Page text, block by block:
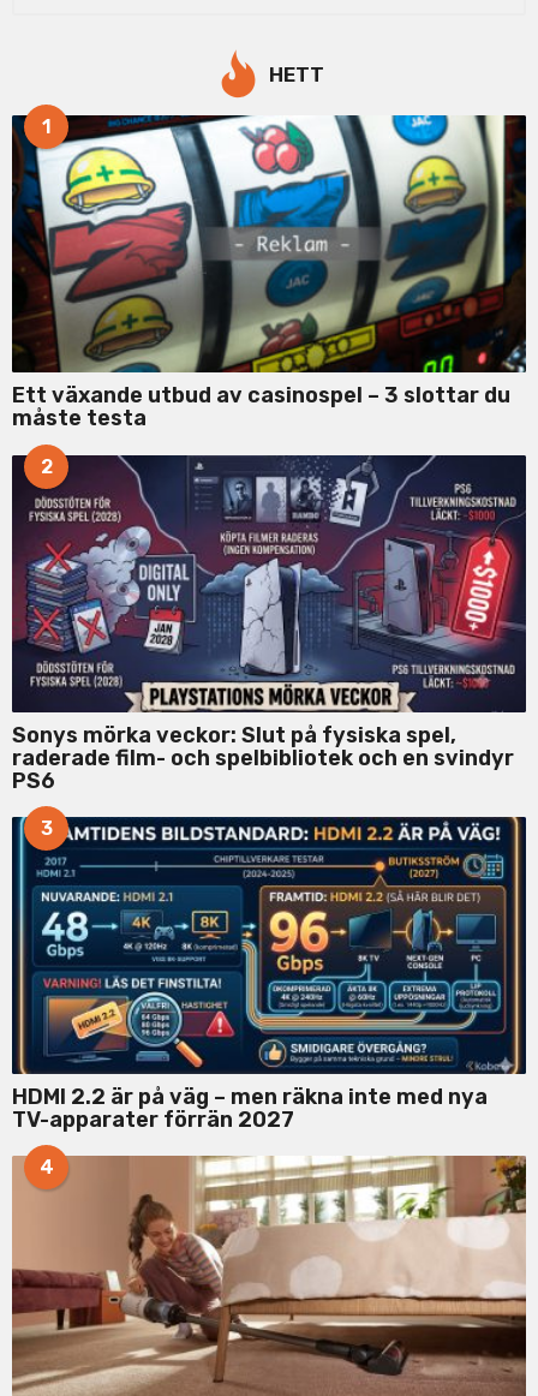
o
HETT
1
Ett växande utbud av casinospel – 3 slottar du
måste testa
2
Sonys mörka veckor: Slut på fysiska spel,
raderade film- och spelbibliotek och en svindyr
PS6
3
HDMI 2.2 är på väg – men räkna inte med nya
TV-apparater förrän 2027
4